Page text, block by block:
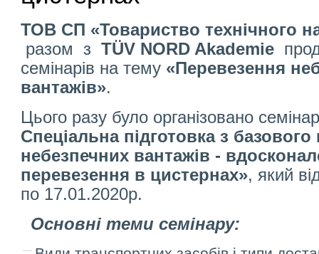
ТОВ СП «Товариство технічного
разом зTÜV NORD Akademie
семінарів на тему «Перевезення
вантажів».
Цього разу було організовано
Спеціальна підготовка з базового
небезпечних вантажів -
перевезення в цистернах», який
по 17.01.2020р.
Основні теми семінару: